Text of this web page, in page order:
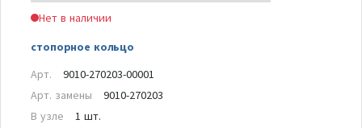
Нет в наличии
стопорное кольцо
Арт.
9010-270203-00001
Арт. замены
9010-270203
В узле
1 шт.